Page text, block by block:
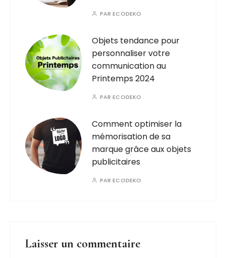
PARECODEKO
Objets tendance pour
personnaliser votre
communication au
Printemps 2024
PARECODEKO
Comment optimiser la
mémorisation de sa
marque grâce aux objets
publicitaires
PARECODEKO
Laisser un commentaire